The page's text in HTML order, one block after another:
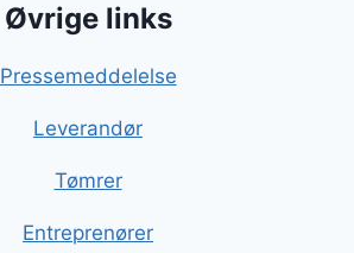
Øvrige links
Pressemeddelelse
Leverandør
Tømrer
Entreprenører